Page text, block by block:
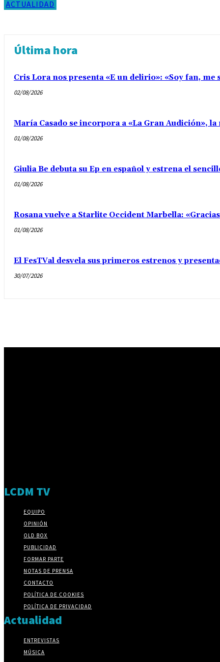
ACTUALIDAD
Última hora
Cris Lora nos presenta «E un delirio»: «Soy fan,
02/08/2026
María Casado se incorpora a «La Gran Audición», la
01/08/2026
Giulia Be debuta su Ep en español y estrena el
01/08/2026
Rosana vuelve a Starlite Occident Marbella:
01/08/2026
El FesTVal desvela sus primeros estrenos y
30/07/2026
LCDM TV
EQUIPO
OPINIÓN
OLD BOX
PUBLICIDAD
FORMAR PARTE
NOTAS DE PRENSA
CONTACTO
POLÍTICA DE COOKIES
POLÍTICA DE PRIVACIDAD
Actualidad
ENTREVISTAS
MÚSICA